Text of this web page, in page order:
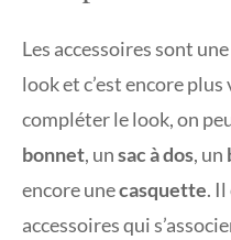
Les accessoires sont
look et c’est encore
compléter le look, on
bonnet, unsac à dos, un
encore unecasquette.
accessoires qui